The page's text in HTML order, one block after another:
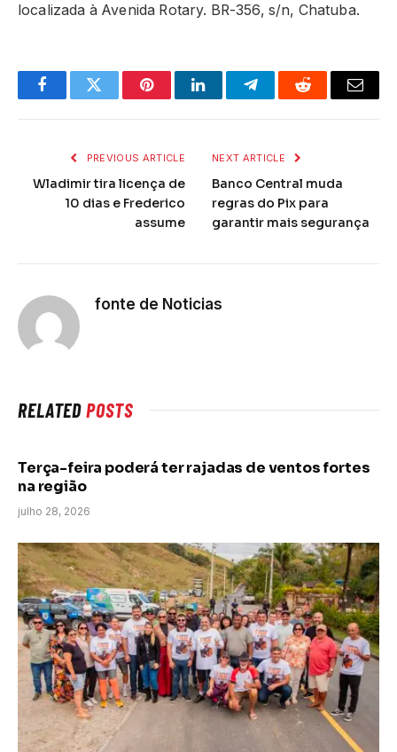
localizada à Avenida Rotary. BR-356, s/n, Chatuba.
FacebookTwitter PinterestLinkedInTelegramReddit Email
PREVIOUS ARTICLE
Wladimir tira licença de
10 dias e Frederico
assume
NEXT ARTICLE
Banco Central muda
regras do Pix para
garantir mais segurança
fonte de Noticias
RELATEDPOSTS
Terça-feira poderá ter rajadas de ventos fortes
na região
julho 28, 2026